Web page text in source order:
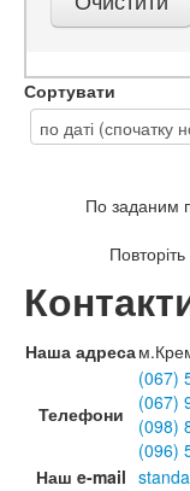
Сортувати
По заданим
Наша адреса
Телефони
(067)
(067)
(098)
(096)
Наш e-mail